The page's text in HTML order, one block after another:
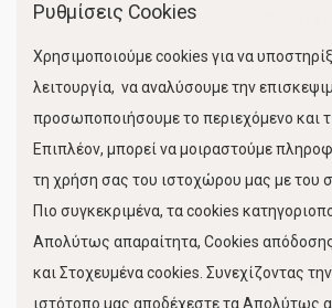
Κίνηση
FOLLOW US
Ρυθμίσεις Cookies
Χρησιμοποιούμε cookies για να
λειτουργία, να αναλύσουμε την
προσωποποιήσουμε το περιεχόμενο και
Επιπλέον, μπορεί να μοιραστούμε
τη χρήση σας του ιστοχώρου μας με του
Πιο συγκεκριμένα, τα cookies
Απολύτως απαραίτητα, Cookies
και Στοχευμένα cookies. Συνεχίζοντας
ιστότοπο μας αποδέχεστε τα Απολύτως